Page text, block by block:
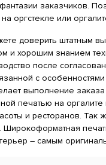
заказчиков.
оргстекле или
доверить штатным
и хорошим знанием
после
с
выполнение
печатью на оргалите
и ресторанов. Так
– самым